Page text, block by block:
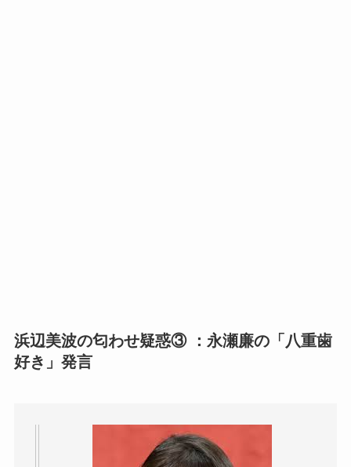
浜辺美波の匂わせ疑惑③ ：永瀬廉の「八重歯
好き」発言